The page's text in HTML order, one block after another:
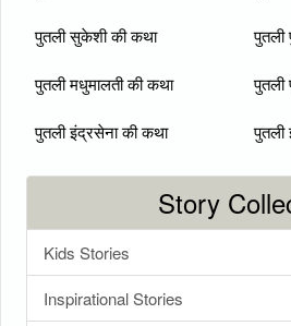
पुतली सुकेशी की कथा पुतली
पुतली मधुमालती की कथा पुतली
पुतली इंद्रसेना की कथा पुतली
Story
Kids Stories
Inspirational Stories